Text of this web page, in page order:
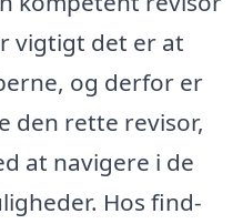
vigtigt det er at
og derfor er
den rette revisor,
at navigere i de
Hos find-